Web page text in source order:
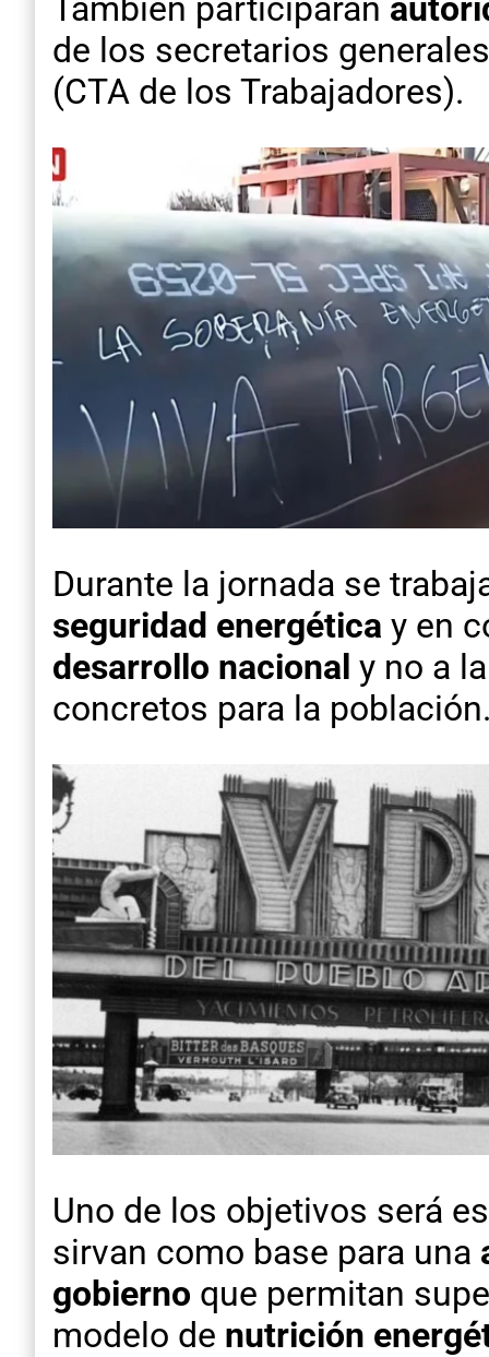
También participarán
de los secretarios
(CTA de los Trabajadores).
Durante la jornada se
seguridad energética y en
desarrollo nacional y no a
concretos para la
Uno de los objetivos será
sirvan como base para una
gobierno que permitan
modelo de nutrición